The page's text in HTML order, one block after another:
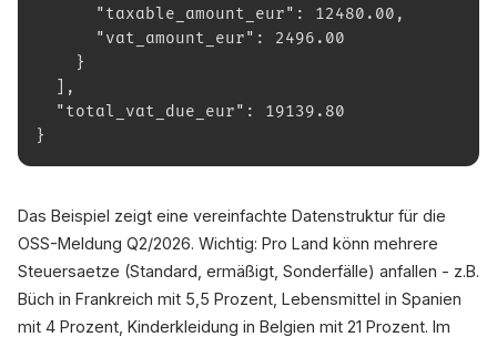
"taxable_amount_eur": 12480.00,
"vat_amount_eur": 2496.00
}
],
"total_vat_due_eur": 19139.80
}
Das Beispiel zeigt eine vereinfachte Datenstruktur für die
OSS-Meldung Q2/2026. Wichtig: Pro Land könn mehrere
Steuersaetze (Standard, ermäßigt, Sonderfälle) anfallen - z.B.
Büch in Frankreich mit 5,5 Prozent, Lebensmittel in Spanien
mit 4 Prozent, Kinderkleidung in Belgien mit 21 Prozent. Im